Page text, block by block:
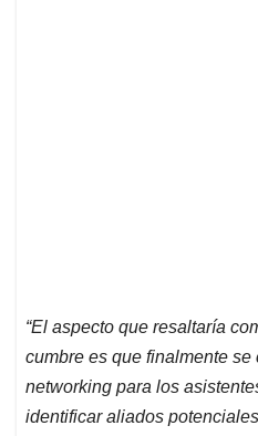
“El aspecto que resaltaría
cumbre es que finalmente
networking para los
identificar aliados